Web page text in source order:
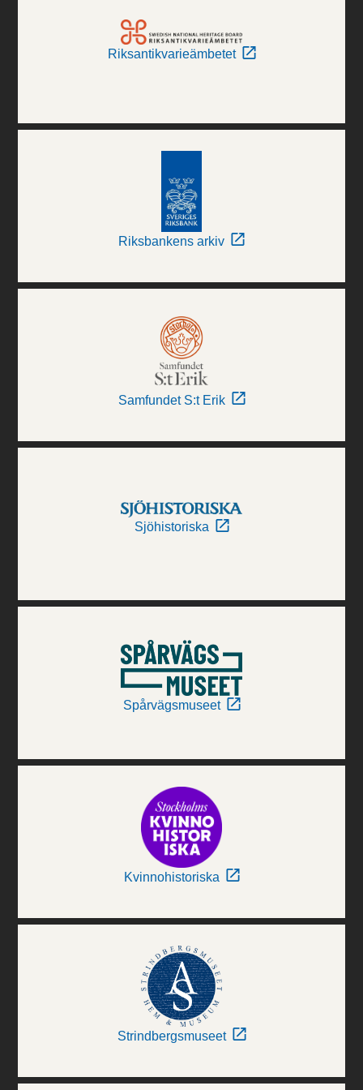
Riksantikvarieämbetet
Riksbankens arkiv
Samfundet S:t Erik
Sjöhistoriska
Spårvägsmuseet
Kvinnohistoriska
Strindbergsmuseet